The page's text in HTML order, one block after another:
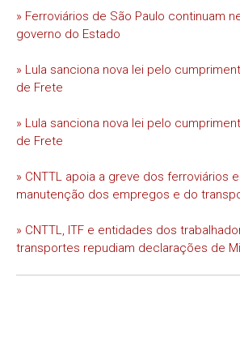
» Ferroviários de São Paulo continuam
governo do Estado
» Lula sanciona nova lei pelo
de Frete
» Lula sanciona nova lei pelo
de Frete
» CNTTL apoia a greve dos ferroviários
manutenção dos empregos e do
» CNTTL, ITF e entidades dos
transportes repudiam declarações de